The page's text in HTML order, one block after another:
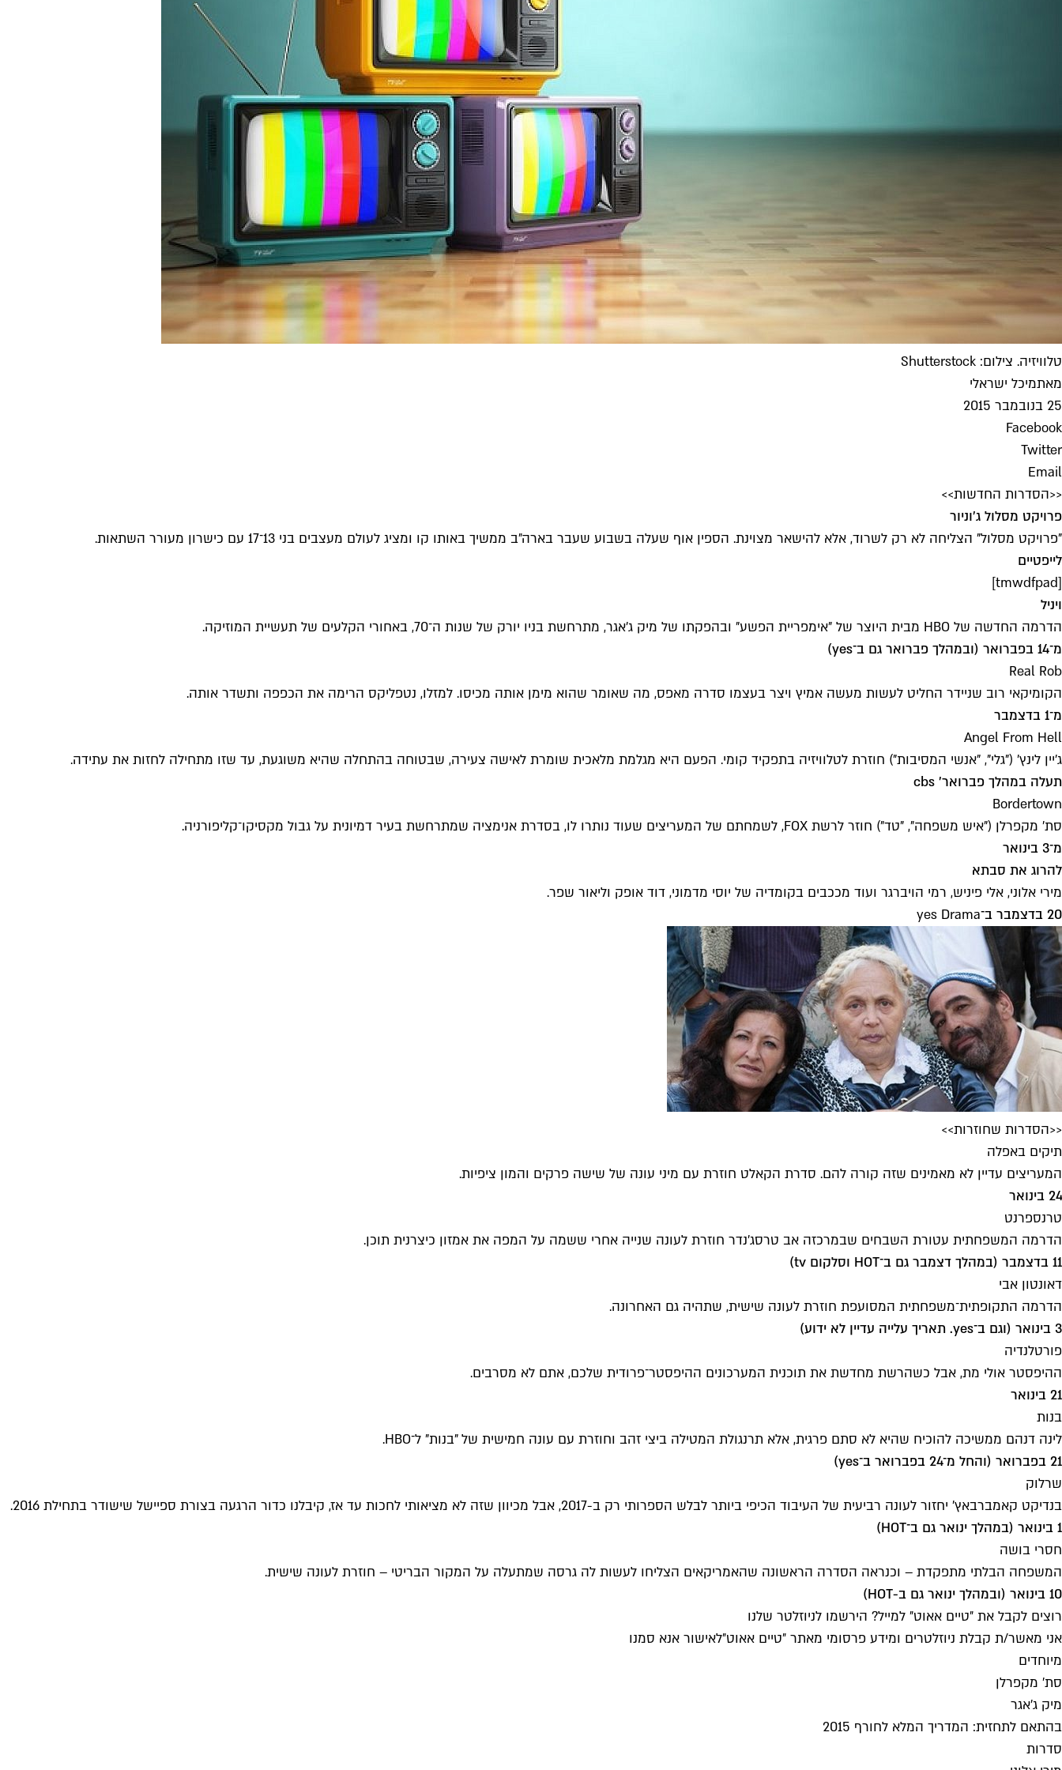
טלוויזיה. צילום: Shutterstock
מאתמיכל ישראלי
25 בנובמבר 2015
Facebook
Twitter
Email
<<הסדרות החדשות>>
פרויקט מסלול ג'וניור
"פרויקט מסלול" הצליחה לא רק לשרוד, אלא להישאר מצוינת. הספין אוף שעלה בשבוע שעבר בארה״ב ממשיך באותו קו ומציג לעולם מעצבים בני 13־17 עם כישרון מעורר השתאות.
לייפטיים
[tmwdfpad]
ויניל
הדרמה החדשה של HBO מבית היוצר של "אימפריית הפשע" ובהפקתו של מיק ג׳אגר, מתרחשת בניו יורק של שנות ה־70, באחורי הקלעים של תעשיית המוזיקה.
מ־14 בפברואר (ובמהלך פברואר גם ב־yes)
Real Rob
הקומיקאי רוב שניידר החליט לעשות מעשה אמיץ ויצר בעצמו סדרה מאפס, מה שאומר שהוא מימן אותה מכיסו. למזלו, נטפליקס הרימה את הכפפה ותשדר אותה.
מ־1 בדצמבר
Angel From Hell
ג'יין לינץ' ("גלי", "אנשי המסיבות") חוזרת לטלוויזיה בתפקיד קומי. הפעם היא מגלמת מלאכית שומרת לאישה צעירה, שבטוחה בהתחלה שהיא משוגעת, עד שזו מתחילה לחזות את עתידה.
תעלה במהלך פברואר' cbs
Bordertown
סת' מקפרלן ("איש משפחה", "טד") חוזר לרשת FOX, לשמחתם של המעריצים שעוד נותרו לו, בסדרת אנימציה שמתרחשת בעיר דמיונית על גבול מקסיקו־קליפורניה.
מ־3 בינואר
להרוג את סבתא
מירי אלוני, אלי פיניש, רמי הויברגר ועוד מככבים בקומדיה של יוסי מדמוני, דוד אופק וליאור שפר.
20 בדצמבר ב־
yes Drama
<<הסדרות שחוזרות>>
תיקים באפלה
המעריצים עדיין לא מאמינים שזה קורה להם. סדרת הקאלט חוזרת עם מיני עונה של שישה פרקים והמון ציפיות.
24 בינואר
טרנספרנט
הדרמה המשפחתית עטורת השבחים שבמרכזה אב טרסג'נדר חוזרת לעונה שנייה אחרי ששמה על המפה את אמזון כיצרנית תוכן.
11 בדצמבר (במהלך דצמבר גם ב־HOT וסלקום tv)
דאונטון אבי
הדרמה התקופתית־משפחתית המסועפת חוזרת לעונה שישית, שתהיה גם האחרונה.
3 בינואר (וגם ב־yes. תאריך עלייה עדיין לא ידוע)
פורטלנדיה
ההיפסטר אולי מת, אבל כשהרשת מחדשת את תוכנית המערכונים ההיפסטר־פרודית שלכם, אתם לא מסרבים.
21 בינואר
בנות
לינה דנהם ממשיכה להוכיח שהיא לא סתם פרגית, אלא תרנגולת המטילה ביצי זהב וחוזרת עם עונה חמישית של "בנות" ל־HBO.
21 בפברואר (והחל מ־24 בפברואר ב־yes)
שרלוק
בנדיקט קאמברבאץ' יחזור לעונה רביעית של העיבוד הכיפי ביותר לבלש הספרותי רק ב-2017, אבל מכיוון שזה לא מציאותי לחכות עד אז, קיבלנו כדור הרגעה בצורת ספיישל שישודר בתחילת 2016.
1 בינואר (במהלך ינואר גם ב־HOT)
חסרי בושה
המשפחה הבלתי מתפקדת – וכנראה הסדרה הראשונה שהאמריקאים הצליחו לעשות לה גרסה שמתעלה על המקור הבריטי – חוזרת לעונה שישית.
10 בינואר (ובמהלך ינואר גם ב-HOT)
רוצים לקבל את ״טיים אאוט״ למייל? הירשמו לניוזלטר שלנו
אני מאשר/ת קבלת ניוזלטרים ומידע פרסומי מאתר ״טיים אאוט״לאישור אנא סמנו
מיוחדים
סת' מקפרלן
מיק ג'אגר
בהתאם לתחזית: המדריך המלא לחורף 2015
סדרות